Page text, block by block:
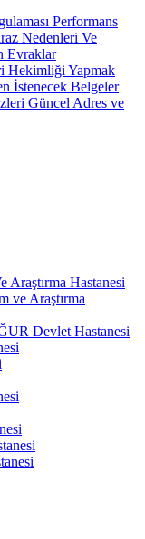
Performans
Nedenleri Ve
Evraklar
Hekimliği Yapmak
İstenecek Belgeler
Güncel Adres ve
Araştırma Hastanesi
ve Araştırma
Devlet Hastanesi